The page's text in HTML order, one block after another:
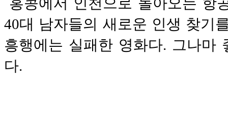
40대 남자들의 새로운 인생 찾기
흥행에는 실패한 영화다. 그나마
다.